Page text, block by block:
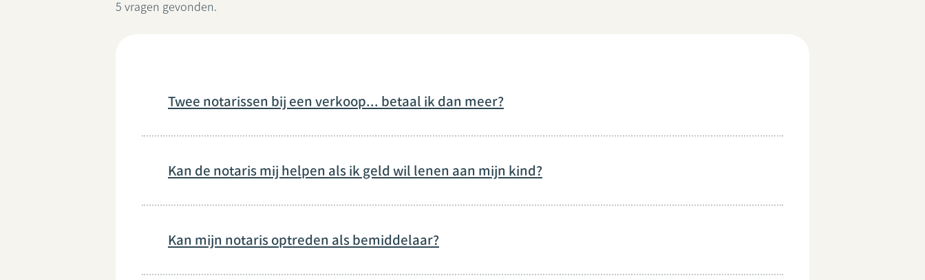
5 vragen gevonden.
Twee notarissen bij een verkoop... betaal ik dan meer?
Kan de notaris mij helpen als ik geld wil lenen aan mijn kind?
Kan mijn notaris optreden als bemiddelaar?